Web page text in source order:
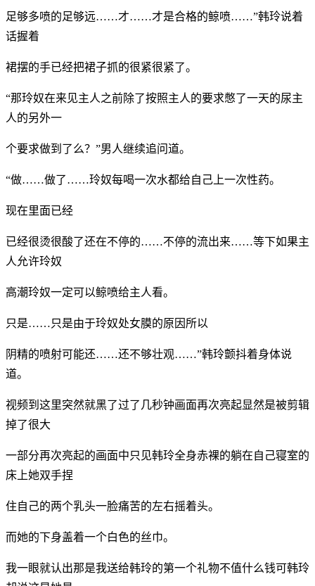
足够多喷的足够远……才……才是合格的鲸喷……”韩玲说着
话握着
裙摆的手已经把裙子抓的很紧很紧了。
“那玲奴在来见主人之前除了按照主人的要求憋了一天的尿主
人的另外一
个要求做到了么？”男人继续追问道。
“做……做了……玲奴每喝一次水都给自己上一次性药。
现在里面已经
已经很烫很酸了还在不停的……不停的流出来……等下如果主
人允许玲奴
高潮玲奴一定可以鲸喷给主人看。
只是……只是由于玲奴处女膜的原因所以
阴精的喷射可能还……还不够壮观……”韩玲颤抖着身体说
道。
视频到这里突然就黑了过了几秒钟画面再次亮起显然是被剪辑
掉了很大
一部分再次亮起的画面中只见韩玲全身赤裸的躺在自己寝室的
床上她双手捏
住自己的两个乳头一脸痛苦的左右摇着头。
而她的下身盖着一个白色的丝巾。
我一眼就认出那是我送给韩玲的第一个礼物不值什么钱可韩玲